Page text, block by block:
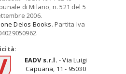
di Milano, n. 521 del 5
2006.
Delos Books. Partita Iva
EADV s.r.l. - Via Luigi
Capuana, 11 - 95030